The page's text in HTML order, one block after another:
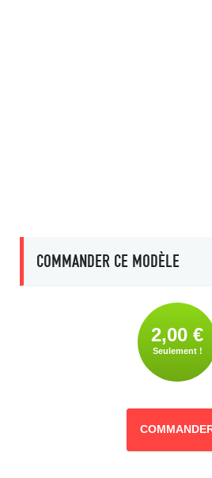
COMMANDER CE MODÈLE
2,00 €
Seulement !